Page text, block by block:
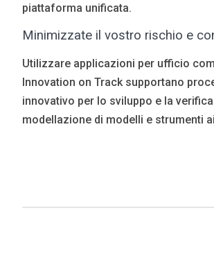
piattaforma unificata.
Minimizzate il vostro rischio e
Utilizzare applicazioni per ufficio
Innovation on Track supportano
innovativo per lo sviluppo e la
modellazione di modelli e strumenti